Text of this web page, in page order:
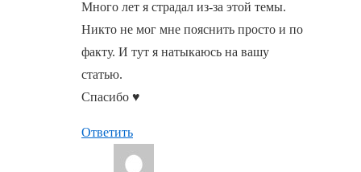
Много лет я страдал из-за этой темы.
Никто не мог мне пояснить просто и по
факту. И тут я натыкаюсь на вашу
статью.
Спасибо ♥️
Ответить